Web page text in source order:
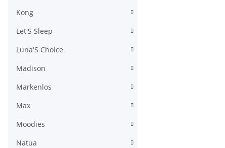
Kong
Let'S Sleep
Luna'S Choice
Madison
Markenlos
Max
Moodies
Natua